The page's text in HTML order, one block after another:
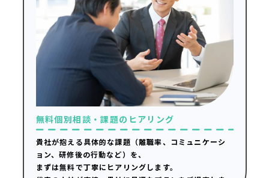
無料個別相談・課題のヒアリング
貴社が抱える具体的な課題（離職率、コミュニケーシ
ョン、研修後の行動など）を、
まずは無料で丁寧にヒアリングします。